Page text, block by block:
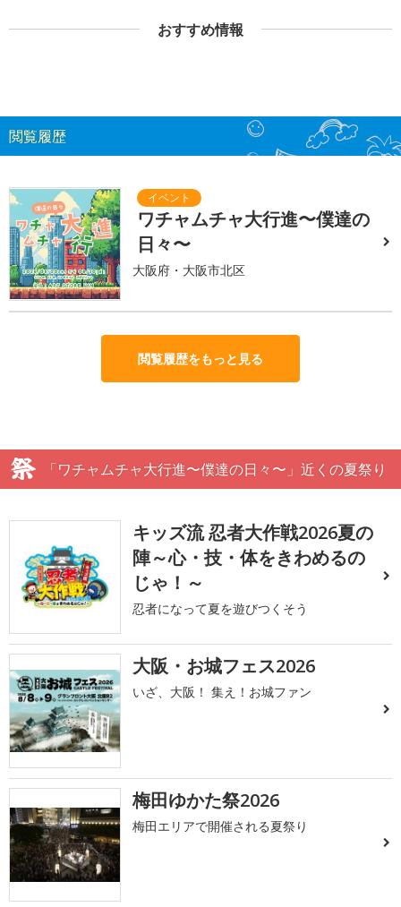
おすすめ情報
閲覧履歴
ワチャムチャ大行進〜僕達の
日々〜
大阪府・大阪市北区
閲覧履歴をもっと見る
「ワチャムチャ大行進〜僕達の日々〜」近くの夏祭り
キッズ流 忍者大作戦2026夏の
陣～心・技・体をきわめるの
じゃ！～
忍者になって夏を遊びつくそう
大阪・お城フェス2026
いざ、大阪！ 集え！お城ファン
梅田ゆかた祭2026
梅田エリアで開催される夏祭り